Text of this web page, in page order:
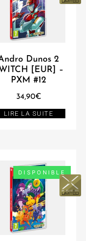
Dunos 2
[EUR] –
PXM #12
34,90€
LIRE LA SUITE
DISPONIBLE